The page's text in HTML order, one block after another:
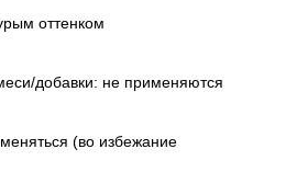
оттенком
добавки: не применяются
(во избежание